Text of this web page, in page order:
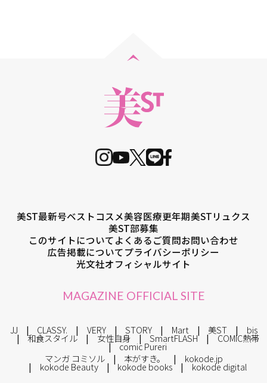
美ST最新号ベストコスメ美容医療更年期美STリュクス
美ST部募集
このサイトについてよくあるご質問お問い合わせ
広告掲載についてプライバシーポリシー
光文社オフィシャルサイト
MAGAZINE OFFICIAL SITE
JJ CLASSY. VERY STORY Mart 美ST bis
和食スタイル 女性自身 SmartFLASH COMIC熱帯
comic Pureri
マンガ コミソル
本がすき。 kokode.jp
kokode Beauty kokode books kokode digital